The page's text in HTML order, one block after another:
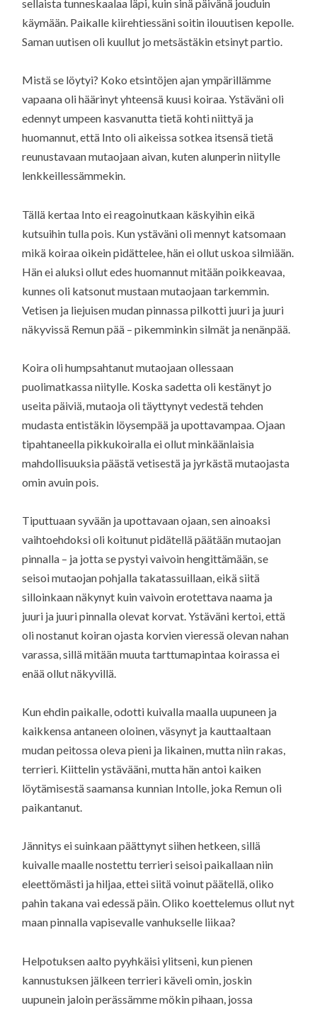
sellaista tunneskaalaa läpi, kuin sinä päivänä jouduin
käymään. Paikalle kiirehtiessäni soitin ilouutisen kepolle.
Saman uutisen oli kuullut jo metsästäkin etsinyt partio.
Mistä se löytyi? Koko etsintöjen ajan ympärillämme
vapaana oli häärinyt yhteensä kuusi koiraa. Ystäväni oli
edennyt umpeen kasvanutta tietä kohti niittyä ja
huomannut, että Into oli aikeissa sotkea itsensä tietä
reunustavaan mutaojaan aivan, kuten alunperin niitylle
lenkkeillessämmekin.
Tällä kertaa Into ei reagoinutkaan käskyihin eikä
kutsuihin tulla pois. Kun ystäväni oli mennyt katsomaan
mikä koiraa oikein pidättelee, hän ei ollut uskoa silmiään.
Hän ei aluksi ollut edes huomannut mitään poikkeavaa,
kunnes oli katsonut mustaan mutaojaan tarkemmin.
Vetisen ja liejuisen mudan pinnassa pilkotti juuri ja juuri
näkyvissä Remun pää – pikemminkin silmät ja nenänpää.
Koira oli humpsahtanut mutaojaan ollessaan
puolimatkassa niitylle. Koska sadetta oli kestänyt jo
useita päiviä, mutaoja oli täyttynyt vedestä tehden
mudasta entistäkin löysempää ja upottavampaa. Ojaan
tipahtaneella pikkukoiralla ei ollut minkäänlaisia
mahdollisuuksia päästä vetisestä ja jyrkästä mutaojasta
omin avuin pois.
Tiputtuaan syvään ja upottavaan ojaan, sen ainoaksi
vaihtoehdoksi oli koitunut pidätellä päätään mutaojan
pinnalla – ja jotta se pystyi vaivoin hengittämään, se
seisoi mutaojan pohjalla takatassuillaan, eikä siitä
silloinkaan näkynyt kuin vaivoin erotettava naama ja
juuri ja juuri pinnalla olevat korvat. Ystäväni kertoi, että
oli nostanut koiran ojasta korvien vieressä olevan nahan
varassa, sillä mitään muuta tarttumapintaa koirassa ei
enää ollut näkyvillä.
Kun ehdin paikalle, odotti kuivalla maalla uupuneen ja
kaikkensa antaneen oloinen, väsynyt ja kauttaaltaan
mudan peitossa oleva pieni ja likainen, mutta niin rakas,
terrieri. Kiittelin ystävääni, mutta hän antoi kaiken
löytämisestä saamansa kunnian Intolle, joka Remun oli
paikantanut.
Jännitys ei suinkaan päättynyt siihen hetkeen, sillä
kuivalle maalle nostettu terrieri seisoi paikallaan niin
eleettömästi ja hiljaa, ettei siitä voinut päätellä, oliko
pahin takana vai edessä päin. Oliko koettelemus ollut nyt
maan pinnalla vapisevalle vanhukselle liikaa?
Helpotuksen aalto pyyhkäisi ylitseni, kun pienen
kannustuksen jälkeen terrieri käveli omin, joskin
uupunein jaloin perässämme mökin pihaan, jossa